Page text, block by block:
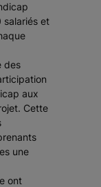
salariés et
des
aux
Cette
une
ont